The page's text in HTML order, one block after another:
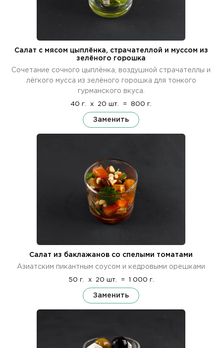
Салат с мясом цыплёнка, страчателлой и муссом из
зелёного горошка
Сочетание сочного цыплёнка, воздушной страчателлы и
лёгкого мусса из зелёного горошка для тонкого
гурманского вкуса.
40 г. x 20 шт. = 800 г.
Заменить
Салат из баклажанов со спелыми томатами
Азиатским пикантным соусом и кедровыми орешками
50 г. x 20 шт. = 1 000 г.
Заменить